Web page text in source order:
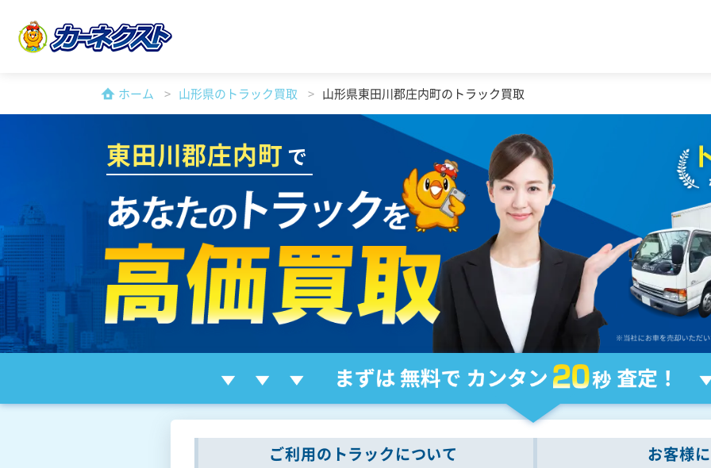
ホーム 山形県のトラック買取 山形県東田川郡庄内町のトラック買取
東田川郡庄内町 で
ご利用のトラックについて お客様